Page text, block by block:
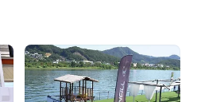
련돼 있다. 사이트
. 카라반과 트레일
추가 요금이 있다.
수월하다. ※ 소개
- 쉬는날 : 연중..